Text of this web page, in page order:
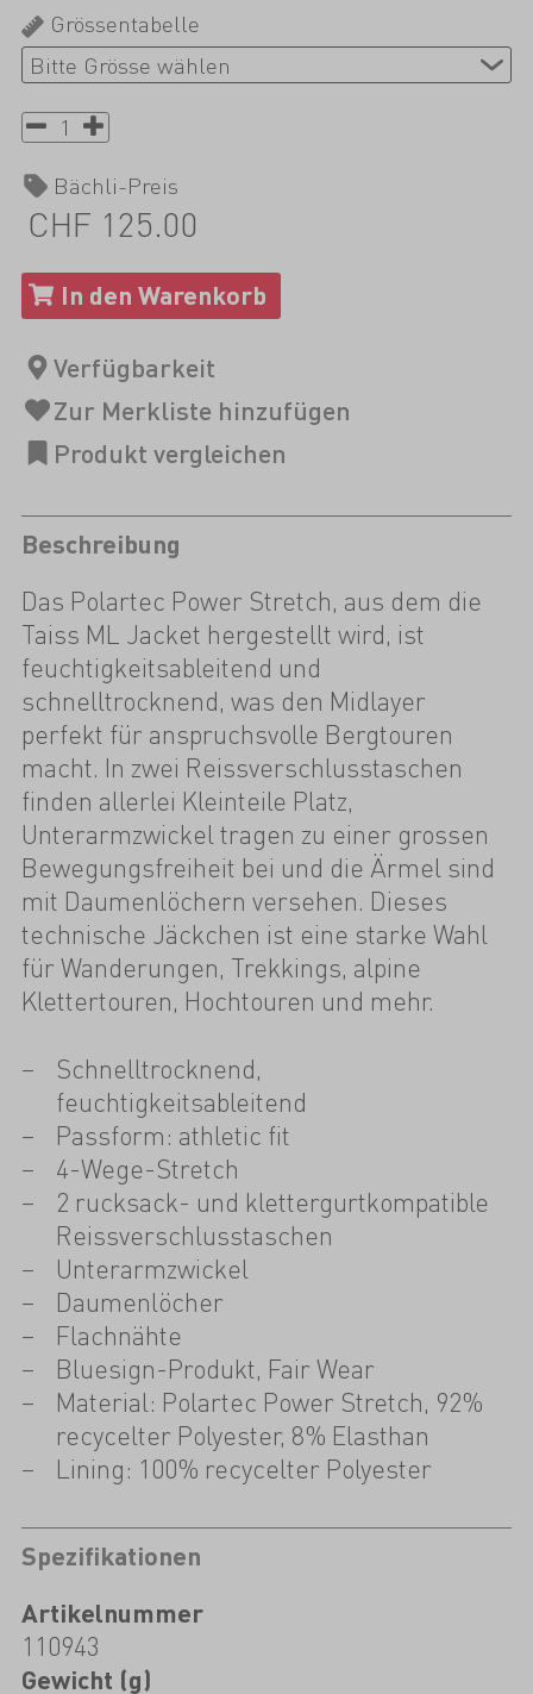
Grössentabelle
Bächli-Preis
CHF 125.00
Beschreibung
Das Polartec Power Stretch, aus dem die
Taiss ML Jacket hergestellt wird, ist
feuchtigkeitsableitend und
schnelltrocknend, was den Midlayer
perfekt für anspruchsvolle Bergtouren
macht. In zwei Reissverschlusstaschen
finden allerlei Kleinteile Platz,
Unterarmzwickel tragen zu einer grossen
Bewegungsfreiheit bei und die Ärmel sind
mit Daumenlöchern versehen. Dieses
technische Jäckchen ist eine starke Wahl
für Wanderungen, Trekkings, alpine
Klettertouren, Hochtouren und mehr.
Schnelltrocknend,
feuchtigkeitsableitend
Passform: athletic fit
4-Wege-Stretch
2 rucksack- und klettergurtkompatible
Reissverschlusstaschen
Unterarmzwickel
Daumenlöcher
Flachnähte
Bluesign-Produkt, Fair Wear
Material: Polartec Power Stretch, 92%
recycelter Polyester, 8% Elasthan
Lining: 100% recycelter Polyester
Spezifikationen
Artikelnummer
110943
Gewicht (g)